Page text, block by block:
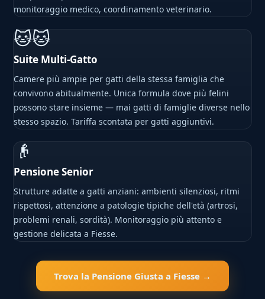
monitoraggio medico, coordinamento veterinario.
🐱🐱
Suite Multi-Gatto
Camere più ampie per gatti della stessa famiglia che
convivono abitualmente. Unica formula dove più felini
possono stare insieme — mai gatti di famiglie diverse nello
stesso spazio. Tariffa scontata per gatti aggiuntivi.
👴
Pensione Senior
Strutture adatte a gatti anziani: ambienti silenziosi, ritmi
rispettosi, attenzione a patologie tipiche dell'età (artrosi,
problemi renali, sordità). Monitoraggio più attento e
gestione delicata a Fiesse.
Trova la Pensione Giusta a Fiesse →